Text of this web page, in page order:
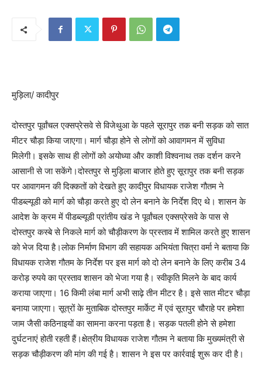
मुड़िला/ कादीपुर
दोस्तपुर पूर्वांचल एक्सप्रेसवे से विजेथुआ के पहले सूरापुर तक बनी सड़क को सात
मीटर चौड़ा किया जाएगा। मार्ग चौड़ा होने से लोगों को आवागमन में सुविधा
मिलेगी। इसके साथ ही लोगों को अयोध्या और काशी विश्वनाथ तक दर्शन करने
आसानी से जा सकेंगे।दोस्तपुर से मुड़िला बाजार होते हुए सूरापुर तक बनी सड़क
पर आवागमन की दिक्कतों को देखते हुए कादीपुर विधायक राजेश गौतम ने
पीडब्ल्यूडी को मार्ग को चौड़ा करते हुए दो लेन बनाने के निर्देश दिए थे। शासन के
आदेश के क्रम में पीडब्ल्यूडी प्रांतीय खंड ने पूर्वांचल एक्सप्रेसवे के पास से
दोस्तपुर कस्बे से निकले मार्ग को चौड़ीकरण के प्रस्ताव में शामिल करते हुए शासन
को भेज दिया है।लोक निर्माण विभाग की सहायक अभियंता चित्रा वर्मा ने बताया कि
विधायक राजेश गौतम के निर्देश पर इस मार्ग को दो लेन बनाने के लिए करीब 34
करोड़ रुपये का प्रस्ताव शासन को भेजा गया है। स्वीकृति मिलने के बाद कार्य
कराया जाएगा। 16 किमी लंबा मार्ग अभी साढ़े तीन मीटर है। इसे सात मीटर चौड़ा
बनाया जाएगा। सूत्रों के मुताबिक दोस्तपुर मार्केट में एवं सूरापुर चौराहे पर हमेशा
जाम जैसी कठिनाइयों का सामना करना पड़ता है। सड़क पतली होने से हमेशा
दुर्घटनाएं होती रहती हैं।क्षेत्रीय विधायक राजेश गौतम ने बताया कि मुख्यमंत्री से
सड़क चौड़ीकरण की मांग की गई है। शासन ने इस पर कार्रवाई शुरू कर दी है।